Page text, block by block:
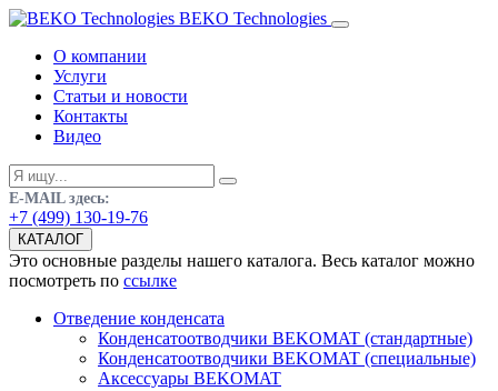
BEKO Technologies
О компании
Услуги
Статьи и новости
Контакты
Видео
E-MAIL здесь:
+7 (499) 130-19-76
КАТАЛОГ
Это основные разделы нашего каталога. Весь каталог можно
посмотреть по ссылке
Отведение конденсата
Конденсатоотводчики BEKOMAT (стандартные)
Конденсатоотводчики BEKOMAT (специальные)
Аксессуары BEKOMAT